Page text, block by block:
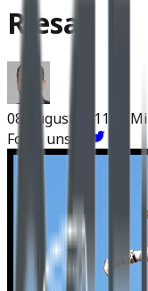
Riesa
08 August 2011 ~3
Folge uns: